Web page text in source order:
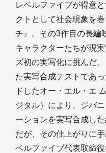
レベルファイブが得意
クトとして社会現象を
チ』。その3作目の長編
キャラクターたちが現
ズ初の実写化に挑んだ
た実写合成テストであ
ドしたオー・エル・エ
ジタル）により、ジバ
ーションを実写合成し
だが、その仕上がりに
ベルファイブ代表取締